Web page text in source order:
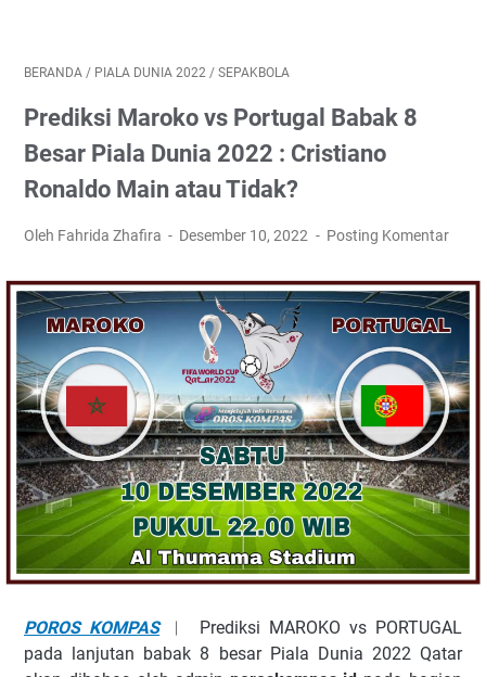
BERANDA / PIALA DUNIA 2022 / SEPAKBOLA
Prediksi Maroko vs Portugal Babak 8
Besar Piala Dunia 2022 : Cristiano
Ronaldo Main atau Tidak?
Oleh Fahrida Zhafira Desember 10, 2022 Posting Komentar
POROS KOMPAS︱ Prediksi MAROKO vs PORTUGAL
pada lanjutan babak 8 besar Piala Dunia 2022 Qatar